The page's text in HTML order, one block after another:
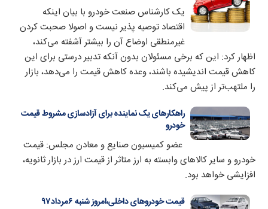
یک کارشناس صنعت خودرو با بیان اینکه
اقتصاد توصیه پذیر نیست و اصولا صحبت کردن
غیرمنطقی اوضاع آن را بیشتر آشفته می‌کند،
اظهار کرد: این که برخی مسئولان بدون آنکه تدبیر درستی برای این
کاهش قیمت اندیشیده باشند، وعده کاهش قیمت را می‌دهد، بازار
را ملتهب‌تر از پیش می‌کند.
راهکارهای یک نماینده برای آزادسازی مشروط قیمت
خودرو
عضو کمیسیون صنایع و معادن مجلس: قیمت
خودرو و سایر کالاهای وابسته به ارز متاثر از قیمت ارز در بازار ثانویه،
افزایشی خواهد بود.
قیمت خودروهای داخلی،امروز شنبه ۶مرداد۹۷